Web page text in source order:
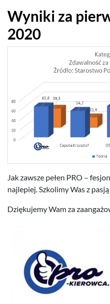
Wyniki za
2020
Jak zawsze pełen PRO –
najlepiej. Szkolimy Was z pasją
Dziękujemy Wam za